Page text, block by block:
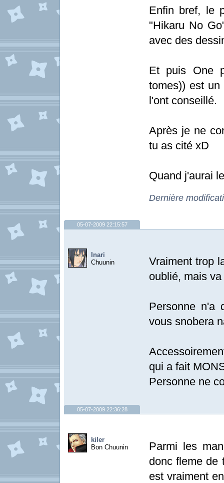
Enfin bref, le
"Hikaru No
avec des
Et puis One
tomes)) est
l'ont conseillé.
Après je ne
tu as cité xD
Quand j'aurai
Dernière
05-07-2009 22:15:57
Inari
Chuunin
Vraiment trop
oublié, mais
Personne n'a
vous snobera
qui a fait
Personne ne
05-07-2009 22:36:28
kiler
Bon Chuunin
Parmi les
donc fleme de
est vraiment